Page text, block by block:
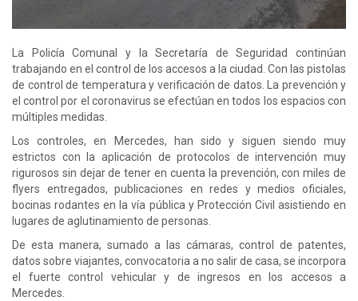
La Policía Comunal y la Secretaría de Seguridad continúan
trabajando en el control de los accesos a la ciudad. Con las pistolas
de control de temperatura y verificación de datos. La prevención y
el control por el coronavirus se efectúan en todos los espacios con
múltiples medidas.
Los controles, en Mercedes, han sido y siguen siendo muy
estrictos con la aplicación de protocolos de intervención muy
rigurosos sin dejar de tener en cuenta la prevención, con miles de
flyers entregados, publicaciones en redes y medios oficiales,
bocinas rodantes en la vía pública y Protección Civil asistiendo en
lugares de aglutinamiento de personas.
De esta manera, sumado a las cámaras, control de patentes,
datos sobre viajantes, convocatoria a no salir de casa, se incorpora
el fuerte control vehicular y de ingresos en los accesos a
Mercedes.